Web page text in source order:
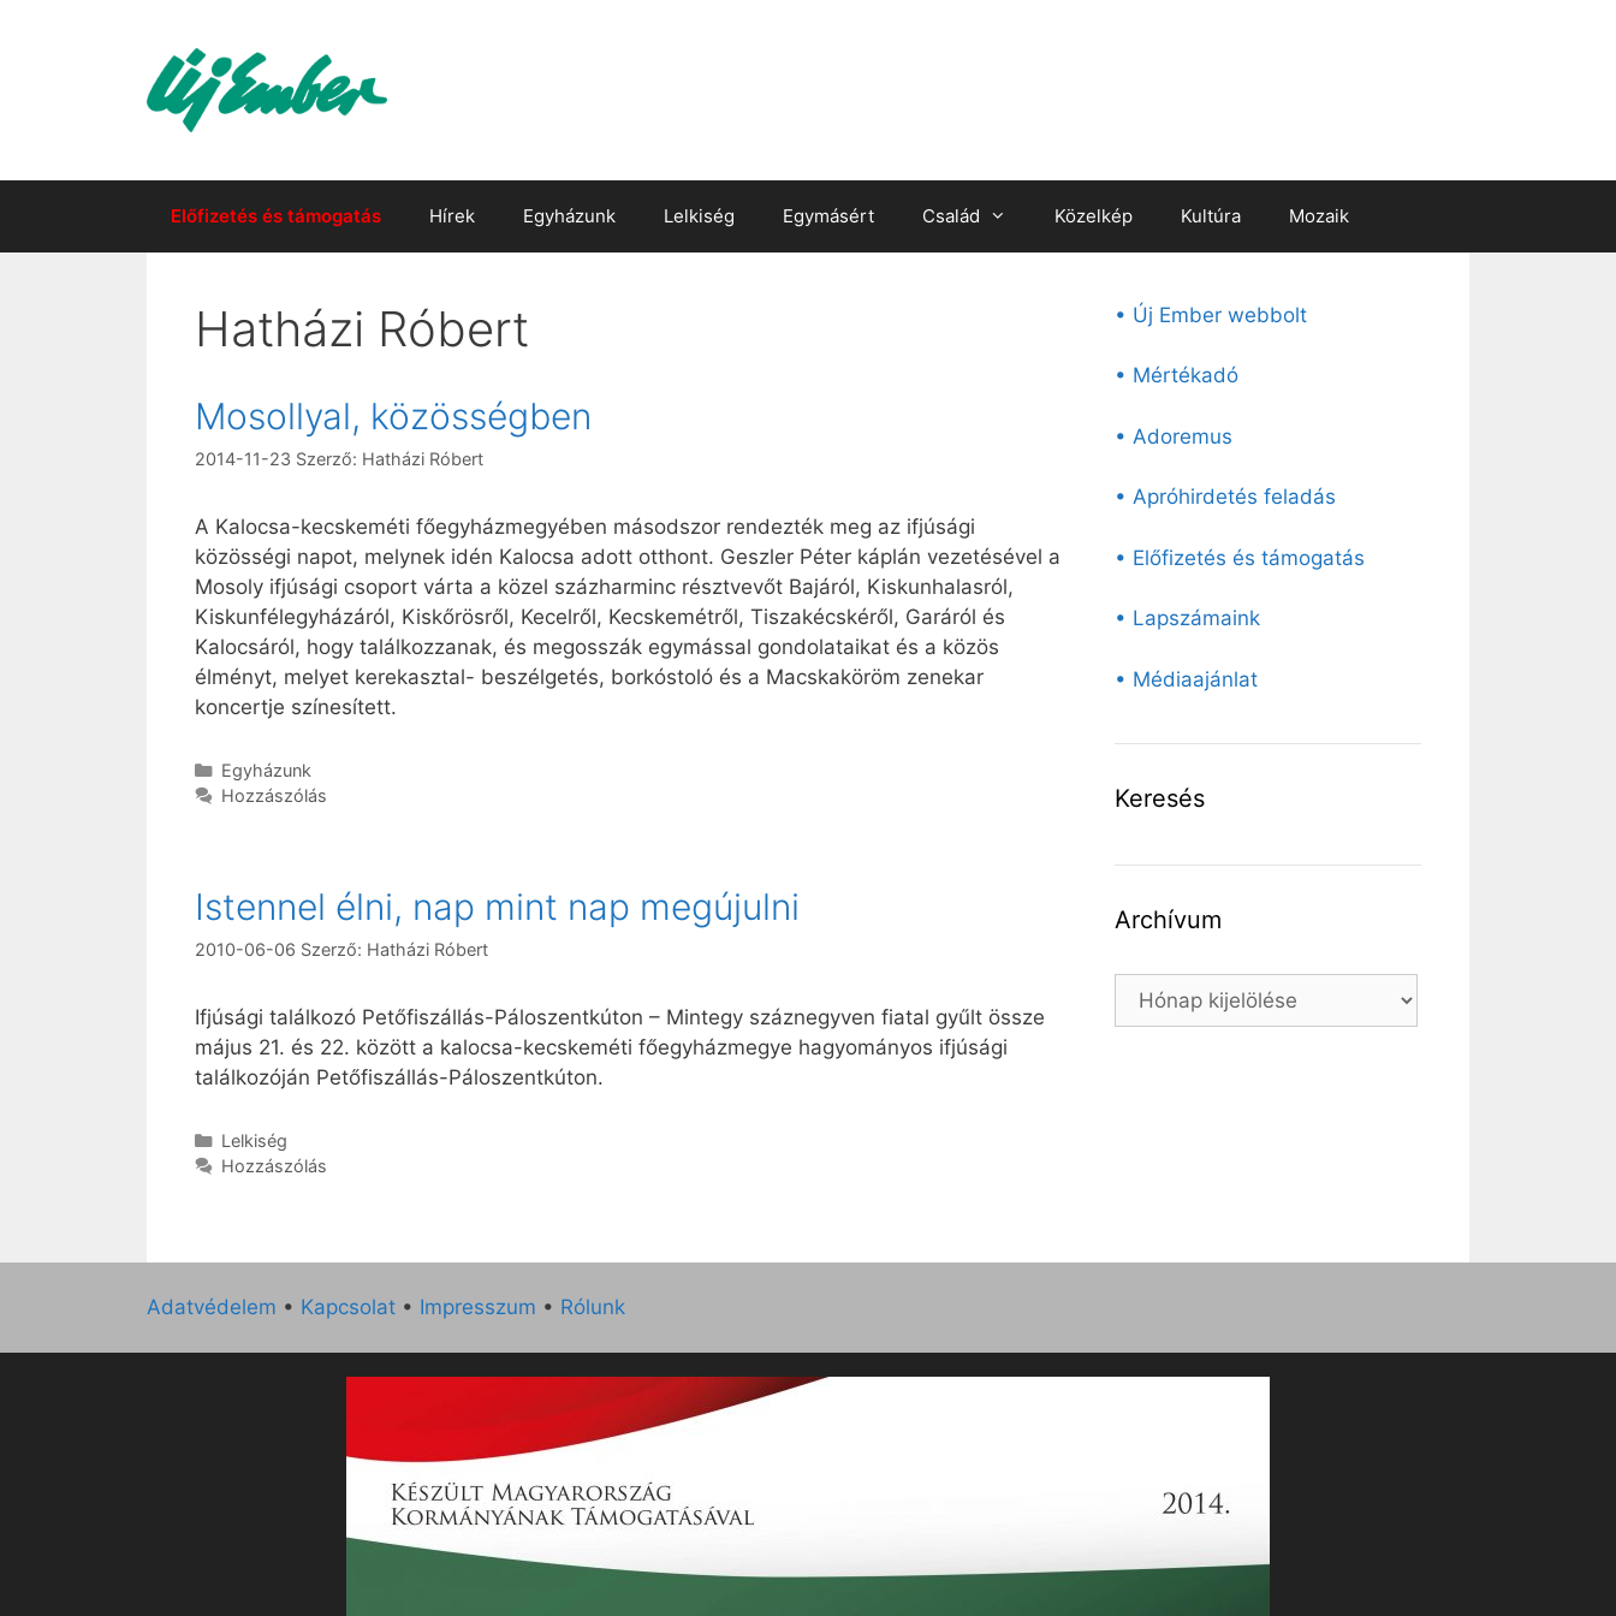
Előfizetés és támogatás Hírek Egyházunk Lelkiség Egymásért Család Közelkép Kultúra Mozaik
Hatházi Róbert
Mosollyal, közösségben
2014-11-23 Szerző: Hatházi Róbert
A Kalocsa-kecskeméti főegyházmegyében másodszor rendezték meg az ifjúsági
közösségi napot, melynek idén Kalocsa adott otthont. Geszler Péter káplán vezetésével a
Mosoly ifjúsági csoport várta a közel százharminc résztvevőt Bajáról, Kiskunhalasról,
Kiskunfélegyházáról, Kiskőrösről, Kecelről, Kecskemétről, Tiszakécskéről, Garáról és
Kalocsáról, hogy találkozzanak, és megosszák egymással gondolataikat és a közös
élményt, melyet kerekasztal- beszélgetés, borkóstoló és a Macskaköröm zenekar
koncertje színesített.
Kategória
Egyházunk
Hozzászólás
Istennel élni, nap mint nap megújulni
2010-06-06 Szerző: Hatházi Róbert
Ifjúsági találkozó Petőfiszállás-Páloszentkúton – Mintegy száznegyven fiatal gyűlt össze
május 21. és 22. között a kalocsa-kecskeméti főegyházmegye hagyományos ifjúsági
találkozóján Petőfiszállás-Páloszentkúton.
Kategória
Lelkiség
Hozzászólás
• Új Ember webbolt
• Mértékadó
• Adoremus
• Apróhirdetés feladás
• Előfizetés és támogatás
• Lapszámaink
• Médiaajánlat
Keresés
Archívum
Archívum
Adatvédelem • Kapcsolat • Impresszum • Rólunk